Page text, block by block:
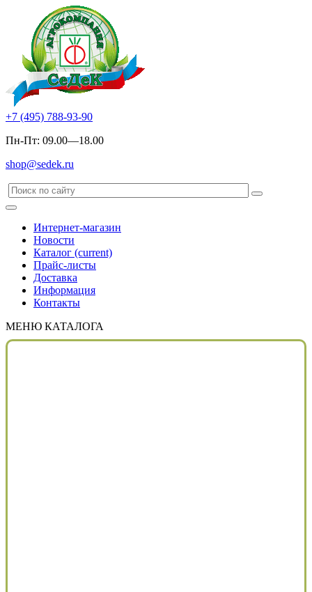
+7 (495) 788-93-90
Пн-Пт: 09.00—18.00
shop@sedek.ru
Интернет-магазин
Новости
Каталог (current)
Прайс-листы
Доставка
Информация
Контакты
МЕНЮ КАТАЛОГА